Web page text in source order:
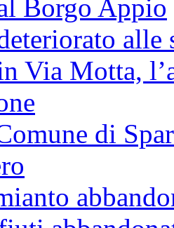
Borgo Appio
alle
Via Motta,
di